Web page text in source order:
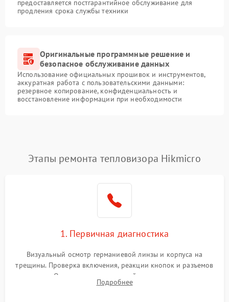
предоставляется постгарантийное обслуживание для
продления срока службы техники
Оригинальные программные решение и
безопасное обслуживание данных
Использование официальных прошивок и инструментов,
аккуратная работа с пользовательскими данными:
резервное копирование, конфиденциальность и
восстановление информации при необходимости
Этапы ремонта тепловизора Hikmicro
1. Первичная диагностика
Визуальный осмотр германиевой линзы и корпуса на
трещины. Проверка включения, реакции кнопок и разъемов
зарядки. Оценка вывода тепловой сигнатуры на экран,
проверка базовых функций и считывание системных
Подробнее